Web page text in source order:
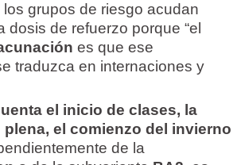
grupos de riesgo acudan
dosis de refuerzo porque “el
es que ese
traduzca en internaciones y
el inicio de clases, la
el comienzo del invierno
de la